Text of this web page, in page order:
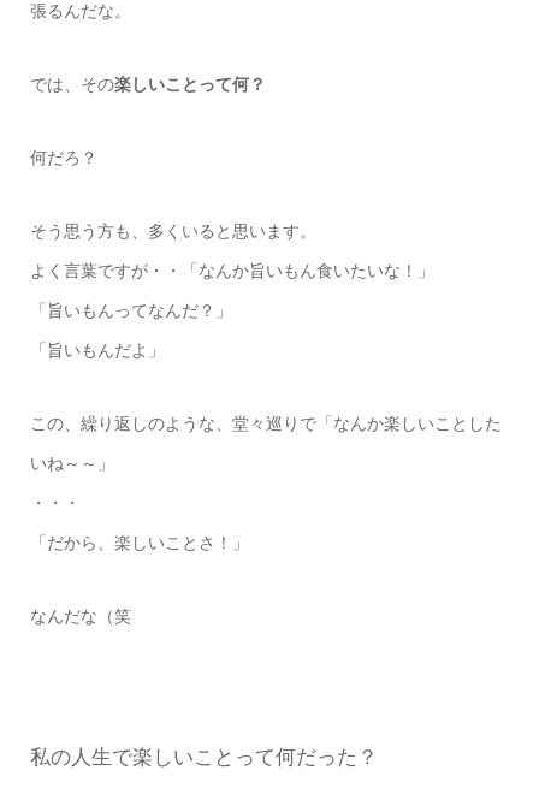
張るんだな。
では、その楽しいことって何？
何だろ？
そう思う方も、多くいると思います。
よく言葉ですが・・「なんか旨いもん食いたいな！」
「旨いもんってなんだ？」
「旨いもんだよ」
この、繰り返しのような、堂々巡りで「なんか楽しいことした
いね～～」
・・・
「だから、楽しいことさ！」
なんだな（笑
私の人生で楽しいことって何だった？